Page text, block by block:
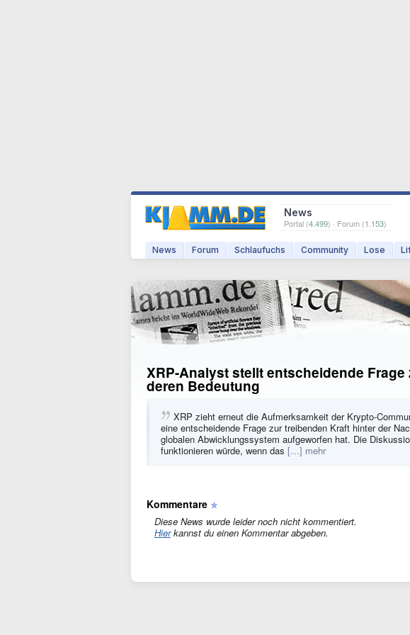
News
Portal (4.499) · Forum (1.153)
News Forum Schlaufuchs Community Lose
XRP-Analyst stellt entscheidende
deren Bedeutung
XRP zieht erneut die Aufmerksamkeit der Krypto-
eine entscheidende Frage zur treibenden Kraft hinter der
globalen Abwicklungssystem aufgeworfen hat. Die
funktionieren würde, wenn das […] mehr
Kommentare
Diese News wurde leider noch nicht kommentiert.
Hierkannst du einen Kommentar abgeben.